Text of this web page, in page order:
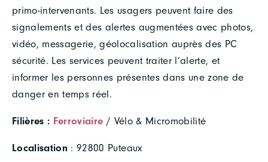
primo-intervenants. Les usagers peuvent faire des
signalements et des alertes augmentées avec photos,
vidéo, messagerie, géolocalisation auprès des PC
sécurité. Les services peuvent traiter l’alerte, et
informer les personnes présentes dans une zone de
danger en temps réel.
Filières : Ferroviaire / Vélo & Micromobilité
Localisation : 92800 Puteaux